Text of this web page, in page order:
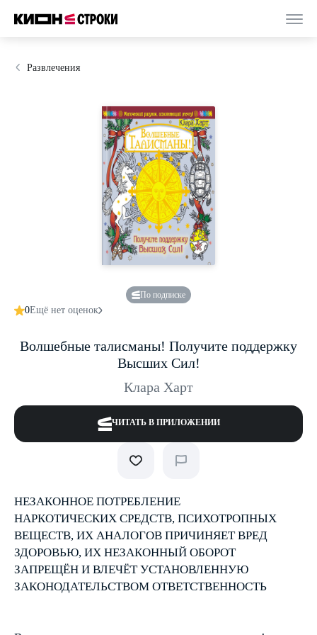
Развлечения
По подписке
0Ещё нет оценок
Волшебные талисманы! Получите поддержку
Высших Сил!
Клара Харт
ЧИТАТЬ В ПРИЛОЖЕНИИ
НЕЗАКОННОЕ ПОТРЕБЛЕНИЕ
НАРКОТИЧЕСКИХ СРЕДСТВ, ПСИХОТРОПНЫХ
ВЕЩЕСТВ, ИХ АНАЛОГОВ ПРИЧИНЯЕТ ВРЕД
ЗДОРОВЬЮ, ИХ НЕЗАКОННЫЙ ОБОРОТ
ЗАПРЕЩЁН И ВЛЕЧЁТ УСТАНОВЛЕННУЮ
ЗАКОНОДАТЕЛЬСТВОМ ОТВЕТСТВЕННОСТЬ